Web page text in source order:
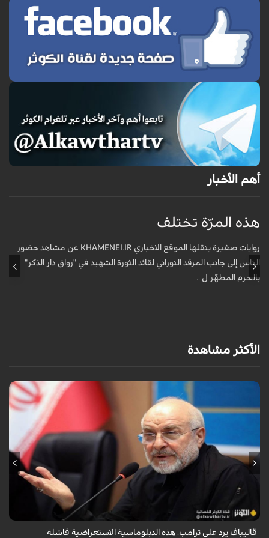
أهم الأخبار
هذه المرّة تختلف
روايات صغيرة ينقلها الموقع الاخباري KHAMENEI.IR عن مشاهد حضور
الناس إلى جانب المرقد النوراني لقائد الثورة الشهيد في "رواق دار الذكر"
بالحرم المطهّر ل...
الأكثر مشاهدة
أكد رئيس مجلس الشورى الإسلامي الإيراني أن التصريحات الاستعراضية
والتهديدات المتكررة لم تعد تُجدي نفعاً، واصفاً إياها بالدبلوماسية الفاشلة.
قاليباف يرد على ترامب: هذه الدبلوماسية الاستعراضية فاشلة